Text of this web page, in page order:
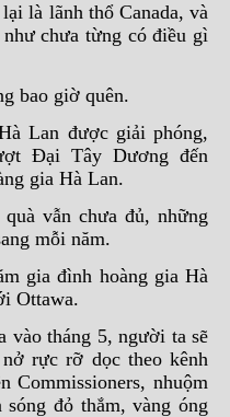
là lãnh thổ Canada, và
chưa từng có điều gì
bao giờ quên.
Lan được giải phóng,
Đại Tây Dương đến
gia Hà Lan.
vẫn chưa đủ, những
mỗi năm.
gia đình hoàng gia Hà
Ottawa.
vào tháng 5, người ta sẽ
rực rỡ dọc theo kênh
Commissioners, nhuộm
đỏ thắm, vàng óng